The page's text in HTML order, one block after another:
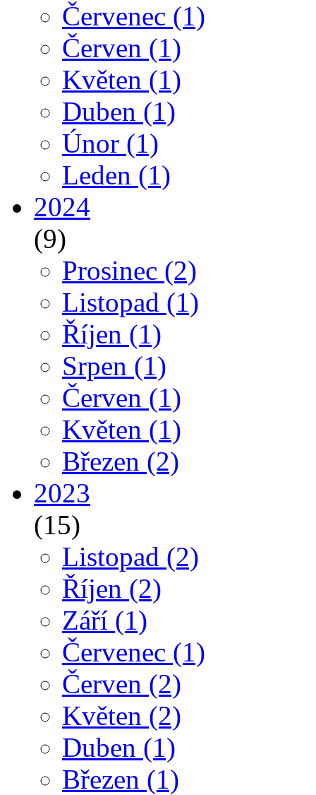
Červenec (1)
Červen (1)
Květen (1)
Duben (1)
Únor (1)
Leden (1)
2024
(9)
Prosinec (2)
Listopad (1)
Říjen (1)
Srpen (1)
Červen (1)
Květen (1)
Březen (2)
2023
(15)
Listopad (2)
Říjen (2)
Září (1)
Červenec (1)
Červen (2)
Květen (2)
Duben (1)
Březen (1)